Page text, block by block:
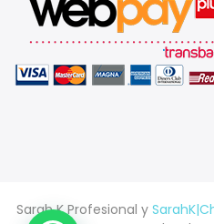
Sarah K Profesional y